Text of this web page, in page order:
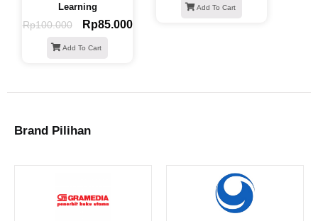
Learning
Rp100.000 Rp85.000
Add To Cart
Add To Cart
Brand Pilihan